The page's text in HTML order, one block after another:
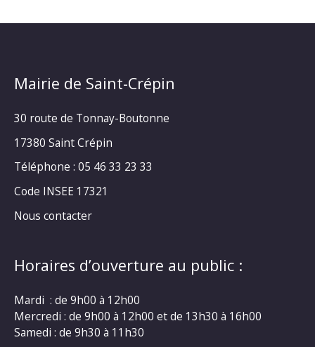
Mairie de Saint-Crépin
30 route de Tonnay-Boutonne
17380 Saint Crépin
Téléphone : 05 46 33 23 33
Code INSEE 17321
Nous contacter
Horaires d’ouverture au public :
Mardi : de 9h00 à 12h00
Mercredi : de 9h00 à 12h00 et de 13h30 à 16h00
Samedi : de 9h30 à 11h30